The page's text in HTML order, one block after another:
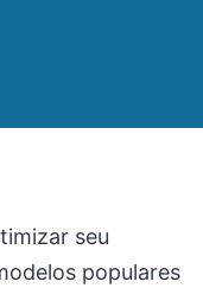
seu
populares